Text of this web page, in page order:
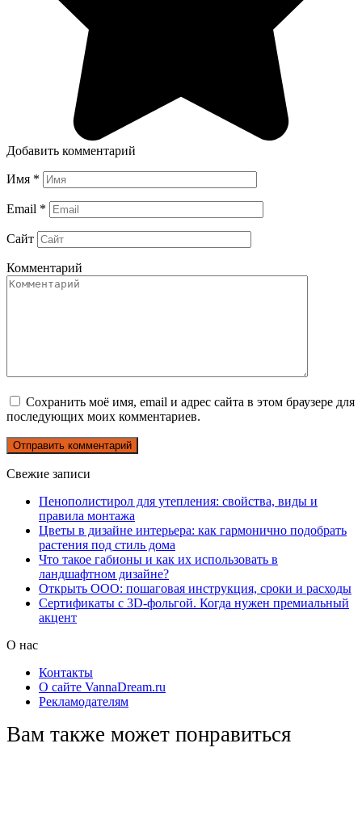
Добавить комментарий
Имя *
Email *
Сайт
Комментарий
Сохранить моё имя, email и адрес сайта в этом браузере для
последующих моих комментариев.
Свежие записи
Пенополистирол для утепления: свойства, виды и
правила монтажа
Цветы в дизайне интерьера: как гармонично подобрать
растения под стиль дома
Что такое габионы и как их использовать в
ландшафтном дизайне?
Открыть ООО: пошаговая инструкция, сроки и расходы
Сертификаты с 3D-фольгой. Когда нужен премиальный
акцент
О нас
Контакты
О сайте VannaDream.ru
Рекламодателям
Вам также может понравиться